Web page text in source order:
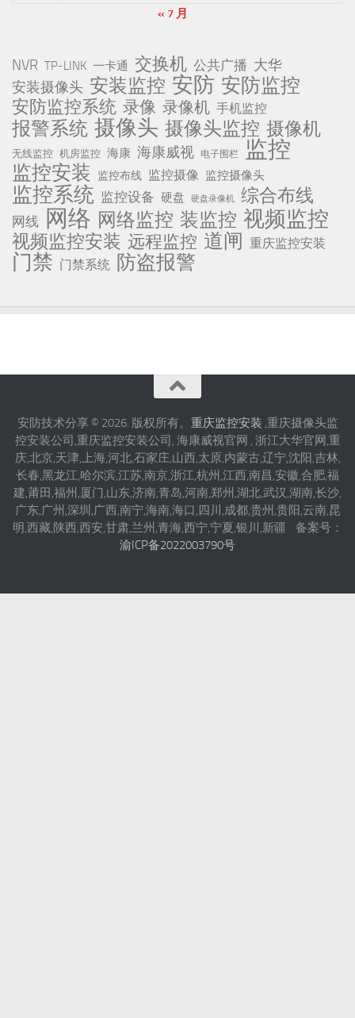
« 7 月
NVR TP-LINK 一卡通 交换机 公共广播 大华
安装摄像头 安装监控 安防 安防监控
安防监控系统 录像 录像机 手机监控
报警系统 摄像头 摄像头监控 摄像机
无线监控 机房监控 海康 海康威视 电子围栏 监控
监控安装 监控布线 监控摄像 监控摄像头
监控系统 监控设备 硬盘 硬盘录像机 综合布线
网线 网络 网络监控 装监控 视频监控
视频监控安装 远程监控 道闸 重庆监控安装
门禁 门禁系统 防盗报警
安防技术分享 © 2026. 版权所有。 重庆监控安装 ,重庆摄像头监
控安装公司,重庆监控安装公司, 海康威视官网 , 浙江大华官网,重
庆,北京,天津,上海,河北,石家庄,山西,太原,内蒙古,辽宁,沈阳,吉林,
长春,黑龙江,哈尔滨,江苏,南京,浙江,杭州,江西,南昌,安徽,合肥,福
建,莆田,福州,厦门,山东,济南,青岛,河南,郑州,湖北,武汉,湖南,长沙,
广东,广州,深圳,广西,南宁,海南,海口,四川,成都,贵州,贵阳,云南,昆
明,西藏,陕西,西安,甘肃,兰州,青海,西宁,宁夏,银川,新疆 备案号：
渝ICP备2022003790号